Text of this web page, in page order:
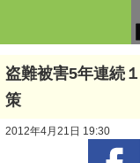
盗難被害5年連続
策
2012年4月21日 19:30